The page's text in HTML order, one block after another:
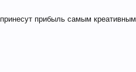
прибыль самым креативным